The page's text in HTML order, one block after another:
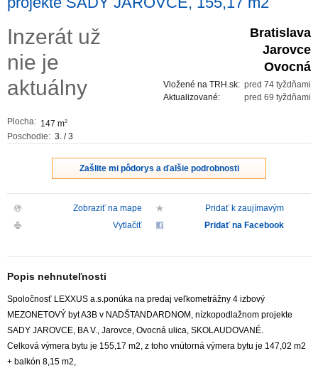
REKLAMA
PARTNERI
Inzerát už
nie je
aktuálny
Plocha: 147 m2
Poschodie: 3. / 3
Bratislava
Jarovce
Ovocná
pred 74 tyždňami
Vložené na TRH.sk:
pred 69 tyždňami
Aktualizované:
Zašlite mi pôdorys a ďalšie podrobnosti
Zobraziť na mape
Pridať k zaujímavým
Vytlačiť
Pridať na Facebook
Popis nehnuteľnosti
Spoločnosť LEXXUS a.s.ponúka na predaj veľkometrážny 4 izbový
MEZONETOVÝ byt A3B v NADŠTANDARDNOM, nízkopodlažnom projekte
SADY JAROVCE, BA V., Jarovce, Ovocná ulica, SKOLAUDOVANÉ.
Celková výmera bytu je 155,17 m2, z toho vnútorná výmera bytu je 147,02 m2
+ balkón 8,15 m2,